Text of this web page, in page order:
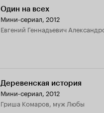
Один на всех
Мини-сериал, 2012
Евгений Геннадьевич
Деревенская история
Мини-сериал, 2012
Гриша Комаров, муж Любы